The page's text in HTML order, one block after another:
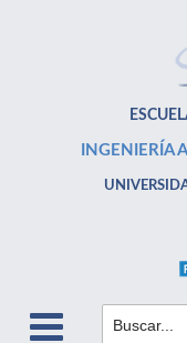
INGENIERÍA